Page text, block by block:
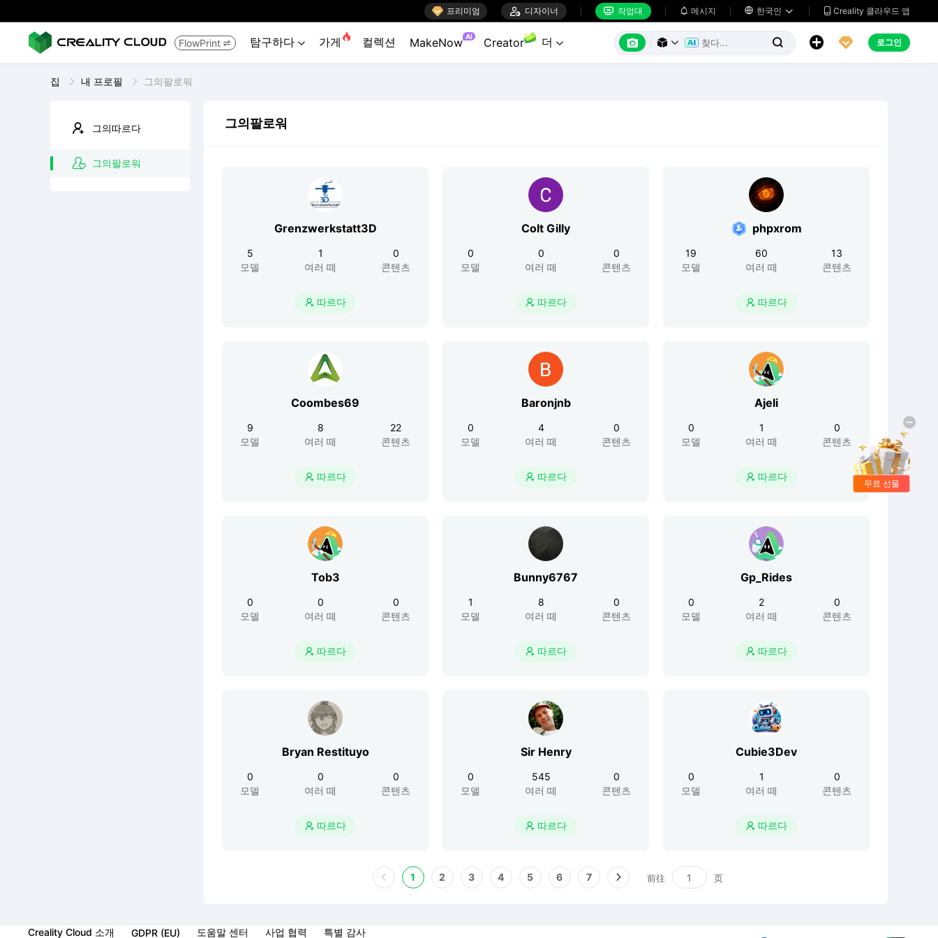
 프리미엄  디자이너  작업대  메시지  한국인   Creality 클라우드 앱
FlowPrint  탐구하다  가게  컬렉션 MakeNow AI Creator 더        로그인
집 내 프로필 그의팔로워
그의따르다
그의팔로워
그의팔로워
Grenzwerkstatt3D
5
모델
1
여러 떼
0
콘텐츠
 따르다
Colt Gilly
0
모델
0
여러 떼
0
콘텐츠
 따르다
phpxrom
19
모델
60
여러 떼
13
콘텐츠
 따르다
Coombes69
9
모델
8
여러 떼
22
콘텐츠
 따르다
Baronjnb
0
모델
4
여러 떼
0
콘텐츠
 따르다
Ajeli
0
모델
1
여러 떼
0
콘텐츠
 따르다
Tob3
0
모델
0
여러 떼
0
콘텐츠
 따르다
Bunny6767
1
모델
8
여러 떼
0
콘텐츠
 따르다
Gp_Rides
0
모델
2
여러 떼
0
콘텐츠
 따르다
Bryan Restituyo
0
모델
0
여러 떼
0
콘텐츠
 따르다
Sir Henry
0
모델
545
여러 떼
0
콘텐츠
 따르다
Cubie3Dev
0
모델
1
여러 떼
0
콘텐츠
 따르다
1 2 3 4 5 6 7 前往 页
Creality Cloud 소개 GDPR (EU) 도움말 센터 사업 협력 특별 감사
무료 선물